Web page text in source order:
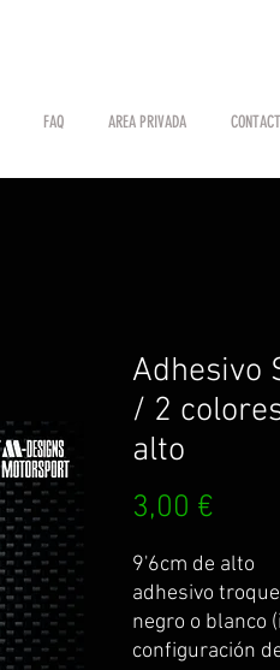
FAQ AREA PRIVADA
Adhesivo
/ 2
alto
3,00 €
9'6cm de alto
adhesivo
negro o blanco
configuración